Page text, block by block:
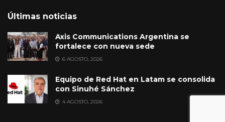
Últimas noticias
Axis Communications Argentina se
fortalece con nueva sede
6 AGOSTO, 2026
Equipo de Red Hat en Latam se consolida
con Sinuhé Sánchez
4 AGOSTO, 2026